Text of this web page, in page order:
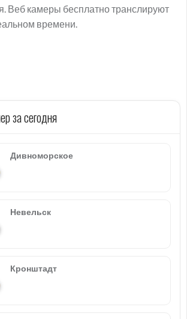
Веб камеры бесплатно транслируют
времени.
за сегодня
Дивноморское
Невельск
Кронштадт